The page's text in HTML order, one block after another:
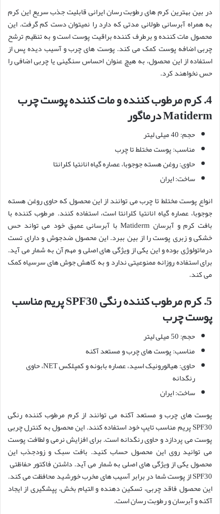
در بین بهترین کرم های رطوبت رسان ایرانی قابلیت جذب سریع این کرم
به همراه آبرسانی طولانی مدتی که دارد را نمیتوان دست کم گرفت. این
محصول مات کننده و برطرف کننده براقیت پوست است و به تنظیم ترشح
چربی اضافه پوست کمک می کند. پوست های چرب و آسیب دیده پس از
استفاده از این محصول، به هیچ عنوان احساس سنگینی یا چربی اضافی را
حس نخواهند کرد.
4. کرم مرطوب کننده و مات کننده پوست چرب
Matidermدرماگور
حجم: 40 میلی لیتر
مناسب: پوست مختلط تا چرب
حاوی: روغن هسته جوجوبا، عصاره گیاه انانتیا کلرانتا
ساخت: ایران
انواع پوست مختلط تا چرب می توانند از این محصول که حاوی روغن هسته
جوجوبا، عصاره گیاه انانتیا کلرانتا است، استفاده کنند. مرطوب کننده با
بافت کرم و آبرسان Matiderm با آبرسانی عمیق خود می‌ تواند حس
خشکی و زبری پوست را از بین ببرد. این محصول ضدجوش و دارای تست
درماتولوژی بوده و این یکی از ویژگی های اصلی و مهم آن به شمار می آید.
برای استفاده روزانه ممنوعیتی ندارد و به کاهش جوش های سرسیاه کمک
می کند.
5. کرم مرطوب کننده رنگیSPF30پریم مناسب
پوست چرب
حجم: 50 میلی لیتر
مناسب: پوست های چرب و مستعد آکنه
حاوی: هیالورونیک اسید، عصاره بابونه و کمپلکس NET، حاوی
رنگدانه
ساخت: ایران
پوست های چرب و مستعد آکنه می توانند از کرم مرطوب کننده رنگی
SPF30 پریم مناسب تایپ خود استفاده کنند. این محصول به کنترل چربی
پوست می پردازد و حاوی رنگدانه است. برای افزایش نرمی و لطافت پوست
می‌ توانید روی این محصول حساب کنید. بافت سبک و زودجذب این
محصول یکی از ویژگی‌ های اصلی به شمار می آید. داشتن فاکتور حفاظتی
SPF30 از پوست شما در برابر آسیب های مخرب خورشید محافظت می کند.
این محصول فاقد چربی، تسکین دهنده و التیام بخش، پپشگیری از ایجاد
آکنه و آبرسان و رطوبت رسان است.